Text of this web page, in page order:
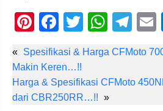
Pi
er
e
st
F
c
e
b
T
tt
er
W
at
s
A
T
e
gr
« Spesifikasi & Harga CFMoto
Makin Keren…!!
Harga & Spesifikasi CFMoto
dari CBR250RR…!! »